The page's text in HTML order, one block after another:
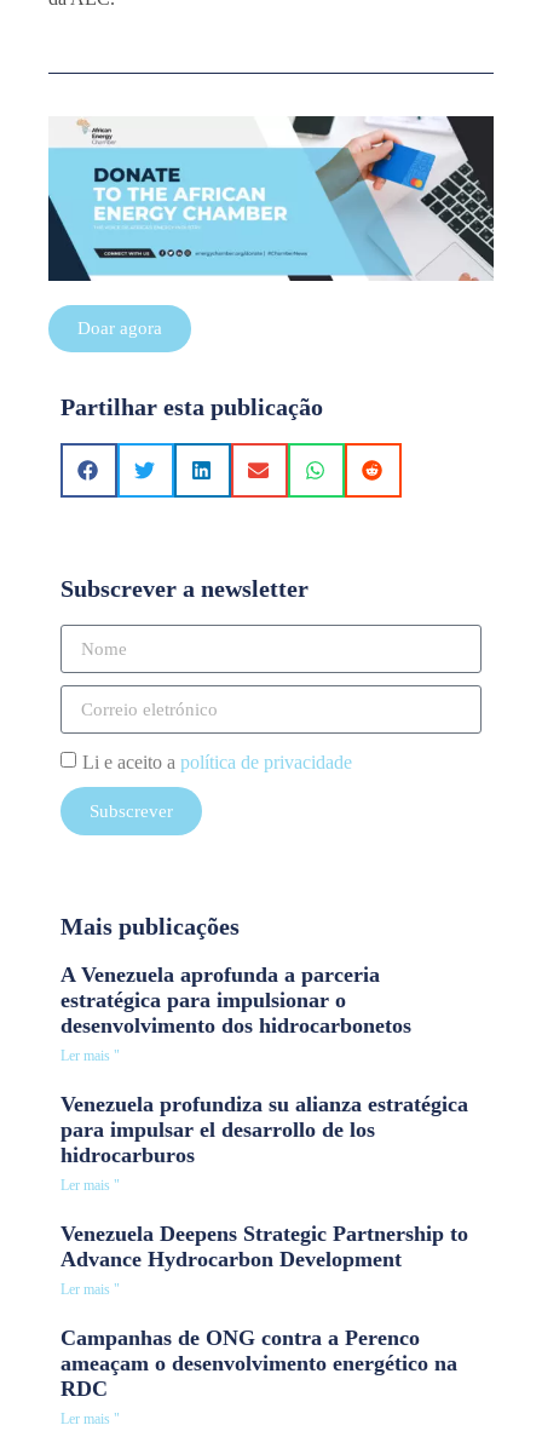
Doar agora
Partilhar esta publicação
Subscrever a newsletter
Li e aceito a política de privacidade
Subscrever
Mais publicações
A Venezuela aprofunda a parceria
estratégica para impulsionar o
desenvolvimento dos hidrocarbonetos
Ler mais "
Venezuela profundiza su alianza estratégica
para impulsar el desarrollo de los
hidrocarburos
Ler mais "
Venezuela Deepens Strategic Partnership to
Advance Hydrocarbon Development
Ler mais "
Campanhas de ONG contra a Perenco
ameaçam o desenvolvimento energético na
RDC
Ler mais "